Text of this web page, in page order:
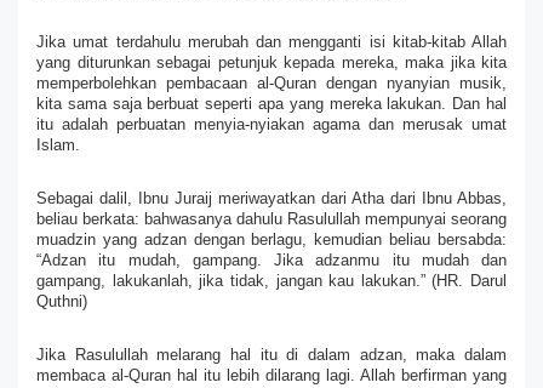
Jika umat terdahulu merubah dan mengganti isi kitab-kitab Allah
yang diturunkan sebagai petunjuk kepada mereka, maka jika kita
memperbolehkan pembacaan al-Quran dengan nyanyian musik,
kita sama saja berbuat seperti apa yang mereka lakukan. Dan hal
itu adalah perbuatan menyia-nyiakan agama dan merusak umat
Islam.
Sebagai dalil, Ibnu Juraij meriwayatkan dari Atha dari Ibnu Abbas,
beliau berkata: bahwasanya dahulu Rasulullah mempunyai seorang
muadzin yang adzan dengan berlagu, kemudian beliau bersabda:
“Adzan itu mudah, gampang. Jika adzanmu itu mudah dan
gampang, lakukanlah, jika tidak, jangan kau lakukan.” (HR. Darul
Quthni)
Jika Rasulullah melarang hal itu di dalam adzan, maka dalam
membaca al-Quran hal itu lebih dilarang lagi. Allah berfirman yang